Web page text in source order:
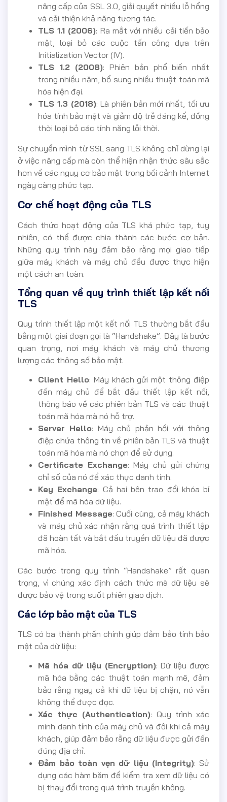
nâng cấp của SSL 3.0, giải quyết nhiều lỗ hổng
và cải thiện khả năng tương tác.
TLS 1.1 (2006): Ra mắt với nhiều cải tiến bảo
mật, loại bỏ các cuộc tấn công dựa trên
Initialization Vector (IV).
TLS 1.2 (2008): Phiên bản phổ biến nhất
trong nhiều năm, bổ sung nhiều thuật toán mã
hóa hiện đại.
TLS 1.3 (2018): Là phiên bản mới nhất, tối ưu
hóa tính bảo mật và giảm độ trễ đáng kể, đồng
thời loại bỏ các tính năng lỗi thời.
Sự chuyển mình từ SSL sang TLS không chỉ dừng lại
ở việc nâng cấp mà còn thể hiện nhận thức sâu sắc
hơn về các nguy cơ bảo mật trong bối cảnh Internet
ngày càng phức tạp.
Cơ chế hoạt động của TLS
Cách thức hoạt động của TLS khá phức tạp, tuy
nhiên, có thể được chia thành các bước cơ bản.
Những quy trình này đảm bảo rằng mọi giao tiếp
giữa máy khách và máy chủ đều được thực hiện
một cách an toàn.
Tổng quan về quy trình thiết lập kết nối
TLS
Quy trình thiết lập một kết nối TLS thường bắt đầu
bằng một giai đoạn gọi là “Handshake”. Đây là bước
quan trọng, nơi máy khách và máy chủ thương
lượng các thông số bảo mật.
Client Hello: Máy khách gửi một thông điệp
đến máy chủ để bắt đầu thiết lập kết nối,
thông báo về các phiên bản TLS và các thuật
toán mã hóa mà nó hỗ trợ.
Server Hello: Máy chủ phản hồi với thông
điệp chứa thông tin về phiên bản TLS và thuật
toán mã hóa mà nó chọn để sử dụng.
Certificate Exchange: Máy chủ gửi chứng
chỉ số của nó để xác thực danh tính.
Key Exchange: Cả hai bên trao đổi khóa bí
mật để mã hóa dữ liệu.
Finished Message: Cuối cùng, cả máy khách
và máy chủ xác nhận rằng quá trình thiết lập
đã hoàn tất và bắt đầu truyền dữ liệu đã được
mã hóa.
Các bước trong quy trình “Handshake” rất quan
trọng, vì chúng xác định cách thức mà dữ liệu sẽ
được bảo vệ trong suốt phiên giao dịch.
Các lớp bảo mật của TLS
TLS có ba thành phần chính giúp đảm bảo tính bảo
mật của dữ liệu:
Mã hóa dữ liệu (Encryption): Dữ liệu được
mã hóa bằng các thuật toán mạnh mẽ, đảm
bảo rằng ngay cả khi dữ liệu bị chặn, nó vẫn
không thể được đọc.
Xác thực (Authentication): Quy trình xác
minh danh tính của máy chủ và đôi khi cả máy
khách, giúp đảm bảo rằng dữ liệu được gửi đến
đúng địa chỉ.
Đảm bảo toàn vẹn dữ liệu (Integrity): Sử
dụng các hàm băm để kiểm tra xem dữ liệu có
bị thay đổi trong quá trình truyền không.